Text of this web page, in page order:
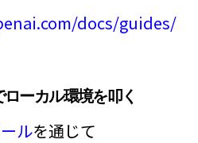
docs/guides/
ーカル環境を叩く
ルを通じて